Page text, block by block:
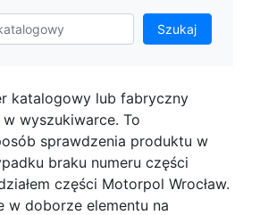
Szukaj
katalogowy lub fabryczny
wyszukiwarce. To
sprawdzenia produktu w
braku numeru części
części Motorpol Wrocław.
w doborze elementu na